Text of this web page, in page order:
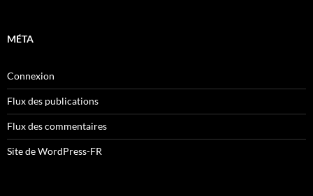
MÉTA
Connexion
Flux des publications
Flux des commentaires
Site de WordPress-FR